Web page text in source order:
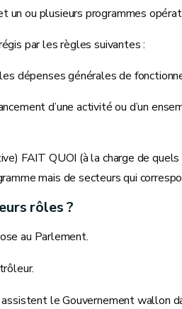
un ou plusieurs programmes
par les règles suivantes :
dépenses générales de
d’une activité ou d’un
FAIT QUOI (à la charge de
mais de secteurs qui
rôles ?
au Parlement.
le Gouvernement wallon